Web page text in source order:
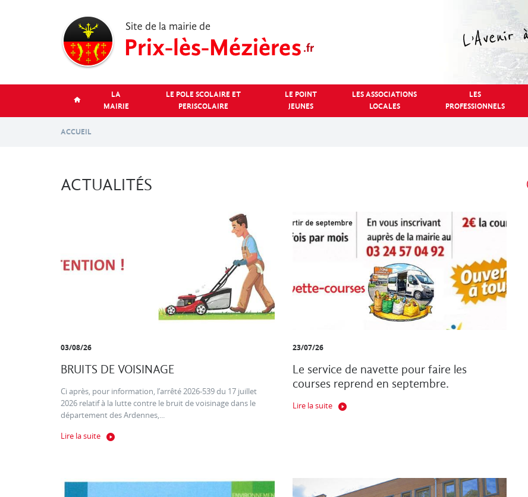
LA
MAIRIE
LE POLE SCOLAIRE ET
PERISCOLAIRE
LE POINT
JEUNES
LES ASSOCIATIONS
LOCALES
LES
PROFESSIONNELS
ACCUEIL
ACTUALITÉS
03/08/26
BRUITS DE VOISINAGE
Ci après, pour information, l’arrêté 2026-539 du 17 juillet
2026 relatif à la lutte contre le bruit de voisinage dans le
département des Ardennes,...
Lire la suite
23/07/26
Le service de navette pour faire les
courses reprend en septembre.
Lire la suite